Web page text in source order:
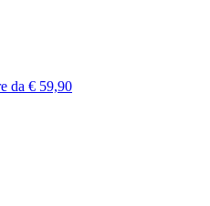
da € 59,90